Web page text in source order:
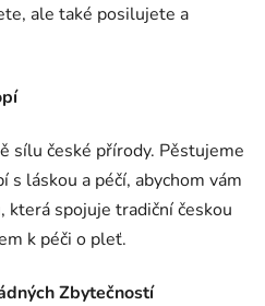
ale také posilujete a
sílu české přírody. Pěstujeme
s láskou a péčí, abychom vám
spojuje tradiční českou
k péči o pleť.
Zbytečností